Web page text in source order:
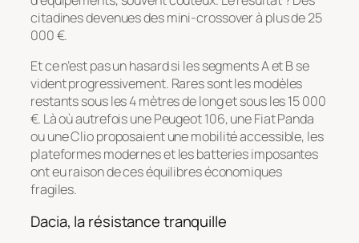
citadines devenues des mini-crossover à plus de 25
000 €.
Et ce n’est pas un hasard si les segments A et B se
vident progressivement. Rares sont les modèles
restants sous les 4 mètres de long et sous les 15 000
€. Là où autrefois une Peugeot 106, une Fiat Panda
ou une Clio proposaient une mobilité accessible, les
plateformes modernes et les batteries imposantes
ont eu raison de ces équilibres économiques
fragiles.
Dacia, la résistance tranquille